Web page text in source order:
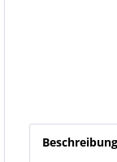
Beschreibung